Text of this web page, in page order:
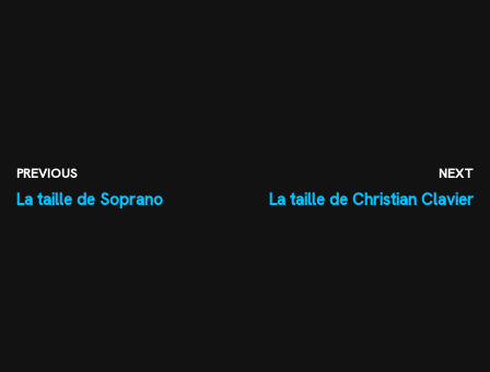
PREVIOUS
La taille de Soprano
NEXT
La taille de Christian Clavier